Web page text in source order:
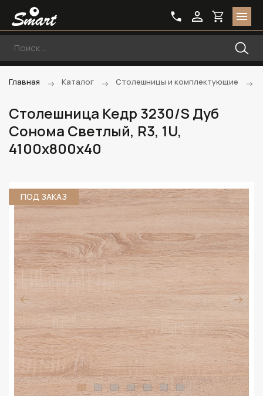
Главная Каталог Столешницы и комплектующие
Столешница Кедр 3230/S Дуб
Сонома Светлый, R3, 1U,
4100х800х40
ПОД ЗАКАЗ